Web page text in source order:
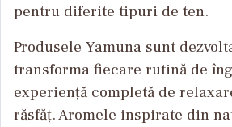
pentru diferite tipuri de ten.
Produsele Yamuna sunt
transforma fiecare rutină de
experiență completă de
răsfăț. Aromele inspirate din